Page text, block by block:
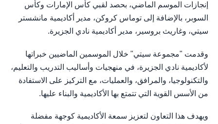
إنجازات الموسم الماضي، بحصد لقبي كأس الإمارات وكأس
السوبر، بالإضافة إلى توماس كروكن، مدير أكاديمية مانشستر
سيتي، وغاريث بروسير، مدير أكاديمية نادي الجزيرة.
وقدمت "مجموعة سيتي" خلال الموسمين الماضيين خبراتها
لأكاديمية نادي الجزيرة، في منهجيات وأساليب التدريب والتعليم،
والتكنولوجيا، والمرافق، والعمليات، مع التركيز على الاستفادة
من الأسس القوية التي تتمتع بها الأكاديمية والبناء عليها.
ويهدف هذا التعاون لتعزيز سمعة الأكاديمية كوجهة مفضلة